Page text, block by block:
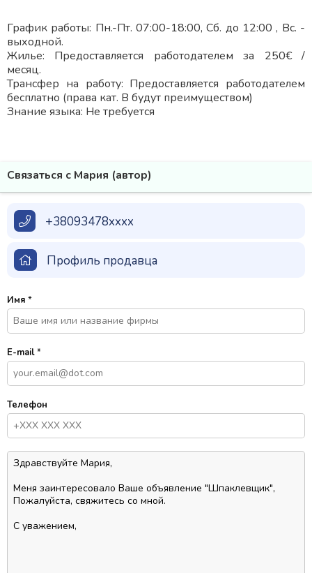
График работы: Пн.-Пт. 07:00-18:00, Сб. до 12:00 , Вс. -
выходной.
Жилье: Предоставляется работодателем за 250€ /
месяц.
Трансфер на работу: Предоставляется работодателем
бесплатно (права кат. В будут преимуществом)
Знание языка: Не требуется
Связаться с Мария (автор)
+38093478xxxx
Профиль продавца
Имя *
E-mail*
Телефон